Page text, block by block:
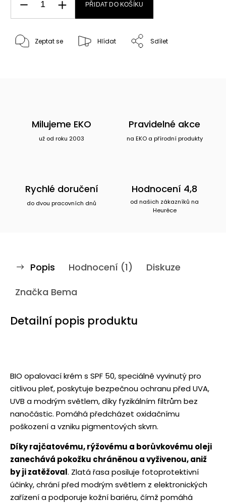
PŘIDAT DO KOŠÍKU
Zeptat se Hlídat Sdílet
Milujeme EKO
už od roku 2003
Pravidelné akce
na EKO a přírodní produkty
Rychlé doručení
do dvou pracovních dnů
Hodnocení 4,8
od našich zákazníků na
Heuréce
Popis Hodnocení (1)
Diskuze
Značka Bema
Detailní popis produktu
BIO opalovací krém s SPF 50, speciálně vyvinutý pro
citlivou pleť, poskytuje bezpečnou ochranu před UVA,
UVB a modrým světlem, díky fyzikálním filtrům bez
nanočástic. Pomáhá předcházet oxidačnímu
poškození a vzniku pigmentových skvrn.
Díky rajčatovému, rýžovému a borůvkovému oleji
zanechává pokožku chráněnou a vyživenou, aniž
by ji zatěžoval. Zlatá řasa posiluje fotoprotektivní
účinky, chrání před modrým světlem z elektronických
zařízení a podporuje kožní bariéru, čímž pomáhá